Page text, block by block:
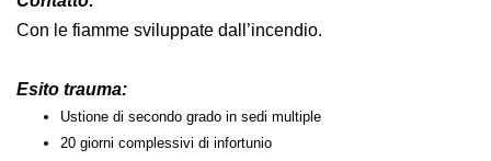
Contatto:
Esito trauma:
Ustione di secondo grado in sedi multiple